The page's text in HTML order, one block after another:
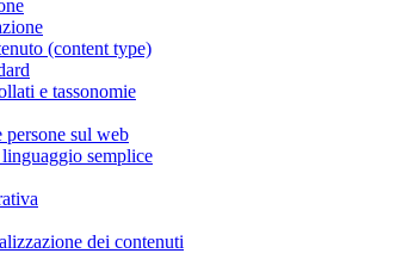
(content type)
e tassonomie
sul web
semplice
dei contenuti